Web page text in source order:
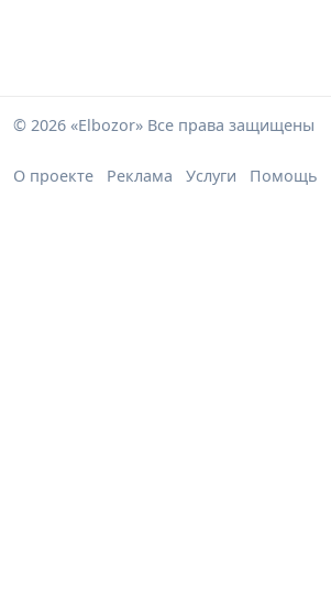
© 2026 «Elbozor» Все права защищены
О проекте Реклама Услуги Помощь